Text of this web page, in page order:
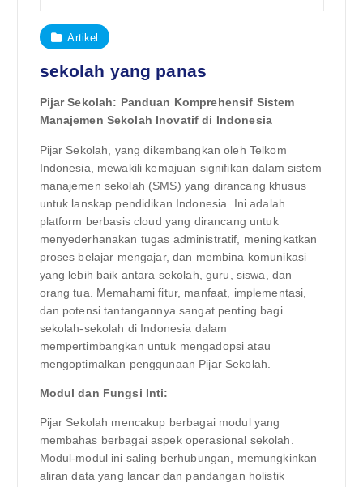
Artikel
sekolah yang panas
Pijar Sekolah: Panduan Komprehensif Sistem
Manajemen Sekolah Inovatif di Indonesia
Pijar Sekolah, yang dikembangkan oleh Telkom
Indonesia, mewakili kemajuan signifikan dalam sistem
manajemen sekolah (SMS) yang dirancang khusus
untuk lanskap pendidikan Indonesia. Ini adalah
platform berbasis cloud yang dirancang untuk
menyederhanakan tugas administratif, meningkatkan
proses belajar mengajar, dan membina komunikasi
yang lebih baik antara sekolah, guru, siswa, dan
orang tua. Memahami fitur, manfaat, implementasi,
dan potensi tantangannya sangat penting bagi
sekolah-sekolah di Indonesia dalam
mempertimbangkan untuk mengadopsi atau
mengoptimalkan penggunaan Pijar Sekolah.
Modul dan Fungsi Inti:
Pijar Sekolah mencakup berbagai modul yang
membahas berbagai aspek operasional sekolah.
Modul-modul ini saling berhubungan, memungkinkan
aliran data yang lancar dan pandangan holistik